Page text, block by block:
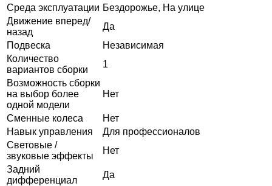
Среда эксплуатации Бездорожье, На улице
Движение вперед/
назад
Да
Подвеска
Независимая
Количество
вариантов сборки
1
Возможность сборки
на выбор более
одной модели
Нет
Сменные колеса
Нет
Навык управления
Для профессионалов
Световые /
звуковые эффекты
Нет
Задний
дифференциал
Да